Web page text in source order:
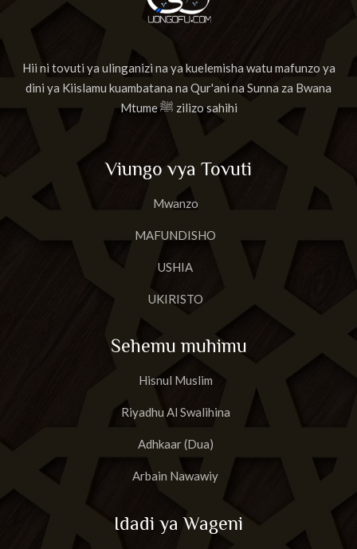
Hii ni tovuti ya ulinganizi na ya kuelemisha watu mafunzo ya
dini ya Kiislamu kuambatana na Qur'ani na Sunna za Bwana
Mtume ﷺ zilizo sahihi
Viungo vya Tovuti
Mwanzo
MAFUNDISHO
USHIA
UKIRISTO
Sehemu muhimu
Hisnul Muslim
Riyadhu Al Swalihina
Adhkaar (Dua)
Arbain Nawawiy
Idadi ya Wageni